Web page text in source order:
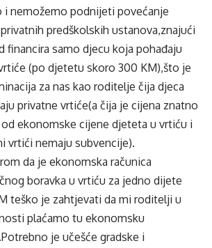
i nemožemo podnijeti povećanje
predškolskih ustanova,znajući
financira samo djecu koja pohađaju
(po djetetu skoro 300 KM),što je
za nas kao roditelje čija djeca
privatne vrtiće(a čija je cijena znatno
ekonomske cijene djeteta u vrtiću i
vrtići nemaju subvencije).
da je ekonomska računica
boravka u vrtiću za jedno dijete
teško je zahtjevati da mi roditelji u
plaćamo tu ekonomsku
je učešće gradske i